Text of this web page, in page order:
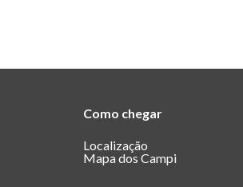
Como chegar
Localização
Mapa dos Campi